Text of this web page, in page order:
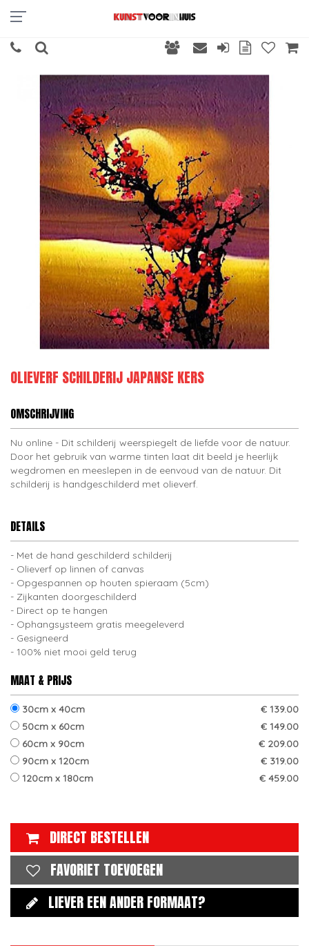
OLIEVERF SCHILDERIJ JAPANSE KERS
OMSCHRIJVING
Nu online - Dit schilderij weerspiegelt de liefde voor de natuur.
Door het gebruik van warme tinten laat dit beeld je heerlijk
wegdromen en meeslepen in de eenvoud van de natuur. Dit
schilderij is handgeschilderd met olieverf.
DETAILS
Met de hand geschilderd schilderij
Olieverf op linnen of canvas
Opgespannen op houten spieraam (5cm)
Zijkanten doorgeschilderd
Direct op te hangen
Ophangsysteem gratis meegeleverd
Gesigneerd
100% niet mooi geld terug
MAAT & PRIJS
30cm x 40cm
€ 139.00
50cm x 60cm
€ 149.00
60cm x 90cm
€ 209.00
90cm x 120cm
€ 319.00
120cm x 180cm
€ 459.00
DIRECT BESTELLEN
FAVORIET TOEVOEGEN
LIEVER EEN ANDER FORMAAT?